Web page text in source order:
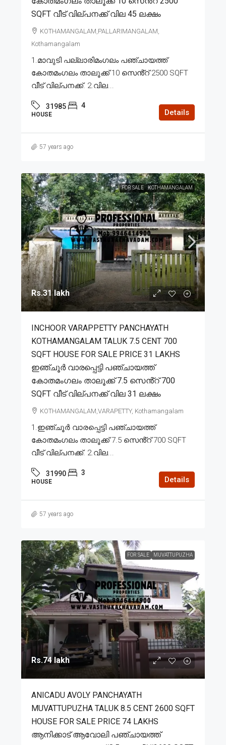
SQFT വീട് വില്പനക്ക് വില 45 ലക്ഷം
KOTHAMANGALAM,PALLARIMANGALAM,
Kothamangalam
1.മാവുടി പല്ലാരിമംഗലം പഞ്ചായത്ത്
കോതമംഗലം താലൂക്ക് 10 സെൻ്റ് 2500 SQFT
വീട് വില്പനക്ക്. 2.വില...
31985 4
HOUSE Details
57 years ago
FOR SALE KOTHAMANGALAM
Rs.31 lakh
INCHOOR VARAPPETTY PANCHAYATH
KOTHAMANGALAM TALUK 7.5 CENT 700
SQFT HOUSE FOR SALE PRICE 31 LAKHS
ഇഞ്ചൂർ വാരപ്പെട്ടി പഞ്ചായത്ത്
കോതമംഗലം താലൂക്ക് 7.5 സെൻ്റ് 700
SQFT വീട് വില്പനക്ക് വില 31 ലക്ഷം
KOTHAMANGALAM,VARAPETTY, Kothamangalam
1.ഇഞ്ചൂർ വാരപ്പെട്ടി പഞ്ചായത്ത്
കോതമംഗലം താലൂക്ക് 7.5 സെൻ്റ് 700 SQFT
വീട് വില്പനക്ക്. 2.വില...
31990 3
HOUSE Details
57 years ago
FOR SALE MUVATTUPUZHA
Rs.74 lakh
ANICADU AVOLY PANCHAYATH
MUVATTUPUZHA TALUK 8.5 CENT 2600 SQFT
HOUSE FOR SALE PRICE 74 LAKHS
ആനിക്കാട് ആവോലി പഞ്ചായത്ത്